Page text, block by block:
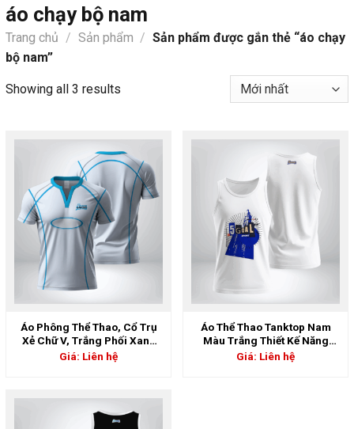
áo chạy bộ nam
Trang chủ / Sản phẩm / Sản phẩm được gắn thẻ “áo chạy
bộ nam”
Showing all 3 results
Áo Phông Thể Thao, Cổ Trụ
Xẻ Chữ V, Trắng Phối Xanh
Sky – Cá Tính & Mạnh Mẽ |
Giá: Liên hệ
Áo Thể Thao Tanktop Nam
Màu Trắng Thiết Kế Năng
Động | 5GS-06807
Giá: Liên hệ